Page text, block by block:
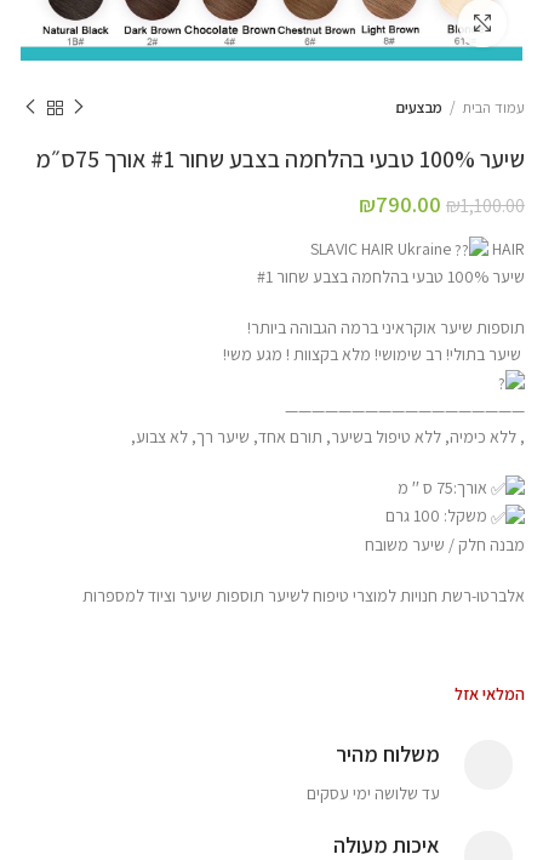
Click to enlarge
עמוד הבית מבצעים
₪1,100.00
₪790.00
HAIR
——————————————————
אורך:75 ס ′′ מ
משקל: 100 גרם
אלברטו-רשת חנויות למוצרי טיפוח לשיער תוספות שיער וציוד למספרות
המלאי אזל
משלוח מהיר
עד שלושה ימי עסקים
איכות מעולה